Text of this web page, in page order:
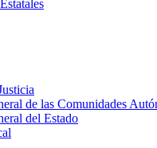
de las Comunidades
del Estado